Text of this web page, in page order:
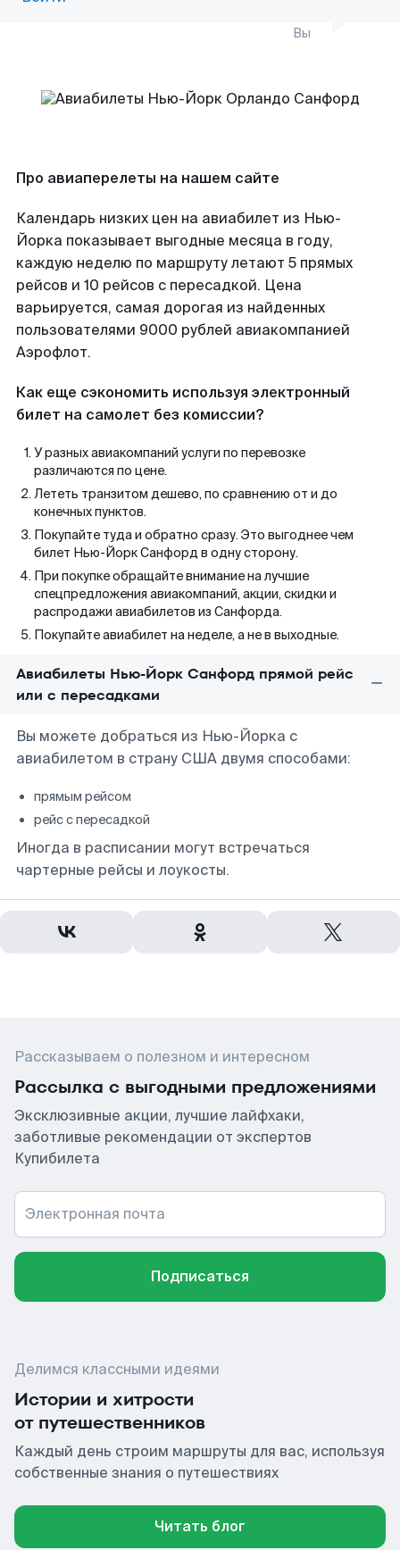
Вы
Про авиаперелеты на нашем сайте
Календарь низких цен на авиабилет из Нью-
Йорка показывает выгодные месяца в году,
каждую неделю по маршруту летают 5 прямых
рейсов и 10 рейсов с пересадкой. Цена
варьируется, самая дорогая из найденных
пользователями 9000 рублей авиакомпанией
Аэрофлот.
Как еще сэкономить используя электронный
билет на самолет без комиссии?
У разных авиакомпаний услуги по перевозке
различаются по цене.
Лететь транзитом дешево, по сравнению от и до
конечных пунктов.
Покупайте туда и обратно сразу. Это выгоднее чем
билет Нью-Йорк Санфорд в одну сторону.
При покупке обращайте внимание на лучшие
спецпредложения авиакомпаний, акции, скидки и
распродажи авиабилетов из Санфорда.
Покупайте авиабилет на неделе, а не в выходные.
Авиабилеты Нью-Йорк Санфорд прямой рейс
или с пересадками
Вы можете добраться из Нью-Йорка с
авиабилетом в страну США двумя способами:
прямым рейсом
рейс с пересадкой
Иногда в расписании могут встречаться
чартерные рейсы и лоукосты.
Рассказываем о полезном и интересном
Рассылка с выгодными предложениями
Эксклюзивные акции, лучшие лайфхаки,
заботливые рекомендации от экспертов
Купибилета
Электронная почта
Подписаться
Делимся классными идеями
Истории и хитрости
от путешественников
Каждый день строим маршруты для вас, используя
собственные знания о путешествиях
Читать блог